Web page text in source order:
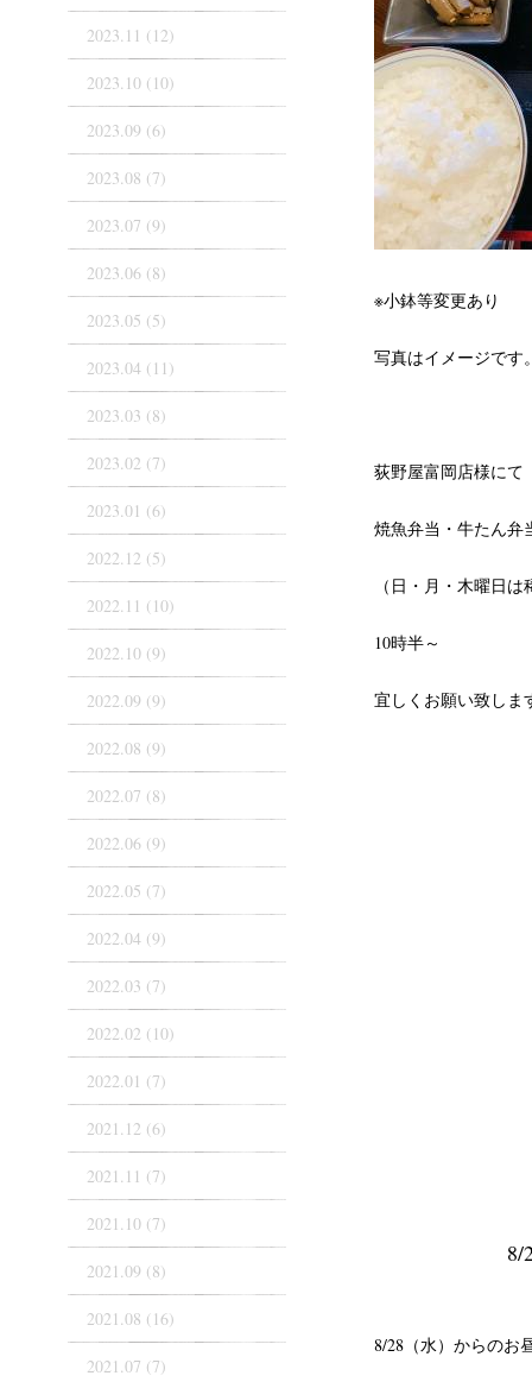
※小鉢等変更あり
写真はイメージです
荻野屋富岡店様にて
焼魚弁当・牛たん弁
（日・月・木曜日
10時半～
宜しくお願い致しま
8/
8/28（水）からのお
2023.11 (12)
2023.10 (10)
2023.09 (6)
2023.08 (7)
2023.07 (9)
2023.06 (8)
2023.05 (5)
2023.04 (11)
2023.03 (8)
2023.02 (7)
2023.01 (6)
2022.12 (5)
2022.11 (10)
2022.10 (9)
2022.09 (9)
2022.08 (9)
2022.07 (8)
2022.06 (9)
2022.05 (7)
2022.04 (9)
2022.03 (7)
2022.02 (10)
2022.01 (7)
2021.12 (6)
2021.11 (7)
2021.10 (7)
2021.09 (8)
2021.08 (16)
2021.07 (7)